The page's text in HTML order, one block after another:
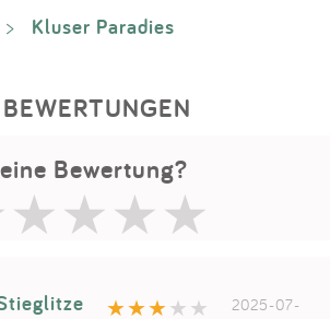
>
Kluser Paradies
Bewertung?
2025-07-